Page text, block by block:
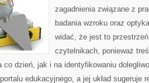
zagadnienia związane z
badania wzroku oraz
widać, że jest to
czytelnikach, ponieważ
co dzień, jak i na identyfikowaniu
edukacyjnego, a jej układ sugeruje